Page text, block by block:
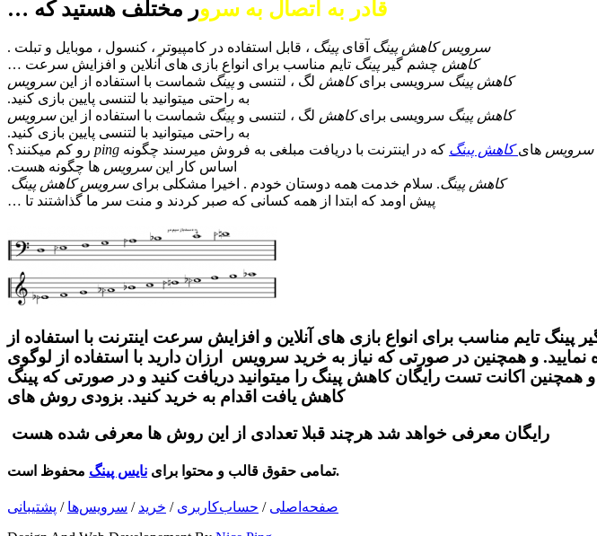
قادر به اتصال به سرور مختلف هستید که …
سرویس کاهش پینگ آقایپینگ ، قابل استفاده در کامپیوتر ، کنسول ، موبایل و تبلت .
کاهش چشم گیرپینگ تایم مناسب برای انواع بازی های آنلاین و افزایش سرعت …
کاهش پینگ سرویسی برایکاهش لگ ، لتنسی وپینگ شماست با استفاده از اینسرویس
به راحتی میتوانید با لتنسی پایین بازی کنید.
کاهش پینگ سرویسی برایکاهش لگ ، لتنسی وپینگ شماست با استفاده از اینسرویس
به راحتی میتوانید با لتنسی پایین بازی کنید.
سرویس های کاهش پینگ که در اینترنت با دریافت مبلغی به فروش میرسند چگونه ping رو کم میکنند؟
اساس کار اینسرویس ها چگونه هست.
کاهش پینگ. سلام خدمت همه دوستان خودم . اخیرا مشکلی برایسرویس کاهش پینگ
پیش اومد که ابتدا از همه کسانی که صبر کردند و منت سر ما گذاشتند تا …
پینگ تایم مناسب برای انواع بازی های آنلاین و افزایش سرعت اینترنت با استفاده از
و همچنین در صورتی كه نیاز به خرید سرویس
ارزان دارید با استفاده از لوگوی
اكانت تست رایگان كاهش پینگ را میتوانید دریافت كنید و در صورتی كه پینگ
كاهش یافت اقدام به خرید كنید. بزودی روش های
رایگان معرفی خواهد شد هرچند قبلا تعدادی از این روش ها معرفی شده هست
تمامی حقوق قالب و محتوا برای نایس پینگ محفوظ است.
صفحه‌اصلی / حساب‌کاربری / خرید / سرویس‌ها / پشتیبانی